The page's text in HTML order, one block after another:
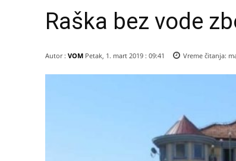
Raška bez vode
Autor : VOM Petak, 1. mart 2019 : 09:41 Vreme čitanja: